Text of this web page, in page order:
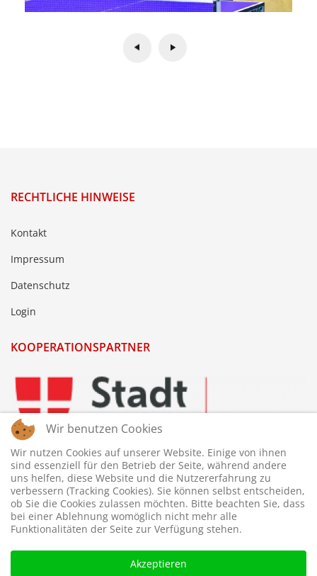
RECHTLICHE HINWEISE
Kontakt
Impressum
Datenschutz
Login
KOOPERATIONSPARTNER
Wir benutzen Cookies
Wir nutzen Cookies auf unserer Website. Einige von ihnen
sind essenziell für den Betrieb der Seite, während andere
uns helfen, diese Website und die Nutzererfahrung zu
verbessern (Tracking Cookies). Sie können selbst entscheiden,
ob Sie die Cookies zulassen möchten. Bitte beachten Sie, dass
bei einer Ablehnung womöglich nicht mehr alle
Funktionalitäten der Seite zur Verfügung stehen.
Akzeptieren